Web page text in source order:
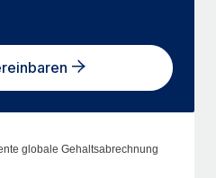
globale Gehaltsabrechnung